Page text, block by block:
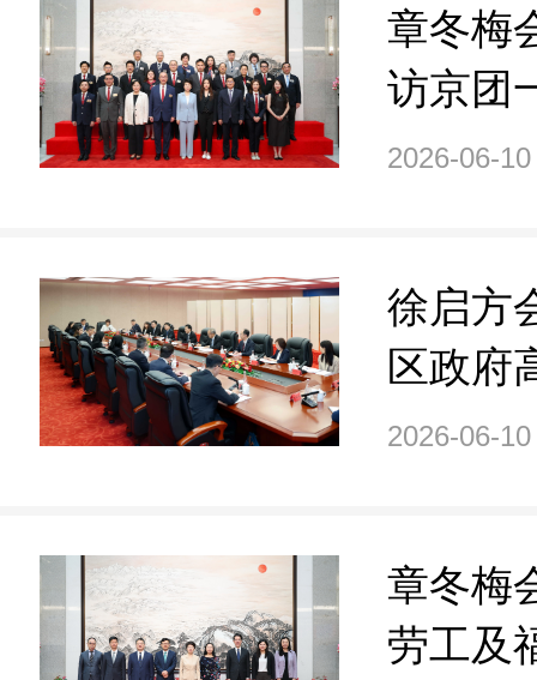
章冬梅
访京团
2026-06-10
徐启方
区政府
专设国
2026-06-10
章冬梅
劳工及